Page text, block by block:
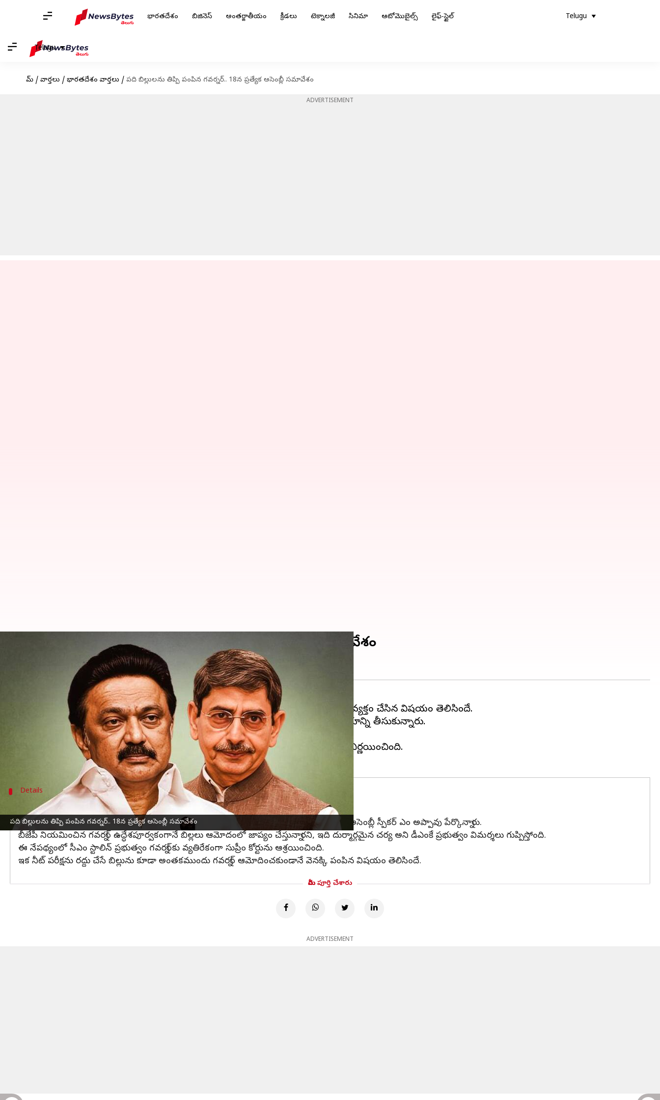
భారతదేశం బిజినెస్ అంతర్జాతీయం క్రీడలు టెక్నాలజీ సినిమా ఆటోమొబైల్స్ లైఫ్-స్టైల్ Telugu
Telugu
హోమ్ / వార్తలు / భారతదేశం వార్తలు / పది బిల్లులను తిప్పి పంపిన గవర్నర్.. 18న ప్రత్యేక అసెంబ్లీ సమావేశం
ADVERTISEMENT
పది బిల్లులను తిప్పి పంపిన గవర్నర్.. 18న ప్రత్యేక అసెంబ్లీ సమావేశం
పది బిల్లులను తిప్పి పంపిన గవర్నర్.. 18న ప్రత్యేక అసెంబ్లీ సమావేశం
Nov 16, 2023 06:18 pm
, తమిళనాడు గవర్నర్లు బల్లుల ఆమోదంలో జాప్యం చేస్తున్నారంటూ సుప్రీం కోర్టు ఆగ్రహం వ్యక్తం చేసిన విషయం తెలిసిందే.
ఈ ఘటన జరిగి వారమైనా గడవకముందేతమిళనాడుగవర్నర్ ఆర్ఎన్ రవి సంచలన నిర్ణయాన్ని తీసుకున్నారు.
చాలా కాలంగా పెండింగ్‌లో ఉన్న పది బిల్లులను తమిళనాడు గవర్నర్ వెనక్కి పంపారు.
ఈ నేపథ్యంలో నవంబర్ 18న ప్రత్యేక అసెంబ్లీ సమావేశం నిర్వహించాలని స్టాలిన్ ప్రభుత్వం నిర్ణయించింది.
Details
సుప్రీం కోర్టును అశ్రయించిన డీఎంకే ప్రభుత్వం
గవర్నర్ తిప్పి పంపిన బిల్లులను మరోసారి అసెంబ్లీ అమోదించి గవర్నర్ కు పంపనున్నట్లు తమిళనాడు అసెంబ్లీ స్పీకర్ ఎం అప్పావు పేర్కొన్నారు.
బీజేపీ నియమించిన గవర్నర్ ఉద్ధేశపూర్వకంగానే బిల్లలు ఆమోదంలో జాప్యం చేస్తున్నారని, ఇది దుర్మార్గమైన చర్య అని డీఎంకే ప్రభుత్వం విమర్శలు గుప్పిస్తోంది.
ఈ నేపథ్యంలో సీఎం స్టాలిన్ ప్రభుత్వం గవర్నర్‌కు వ్యతిరేకంగా సుప్రీం కోర్టును ఆశ్రయించింది.
ఇక నీట్ పరీక్షను రద్దు చేసే బిల్లును కూడా అంతకముందు గవర్నర్ ఆమోదించకుండానే వెనక్కి పంపిన విషయం తెలిసిందే.
మీరు పూర్తి చేశారు
ADVERTISEMENT